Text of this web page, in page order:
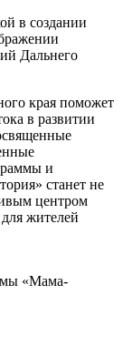
в создании
Дальнего
края поможет
в развитии
и
станет не
центром
жителей